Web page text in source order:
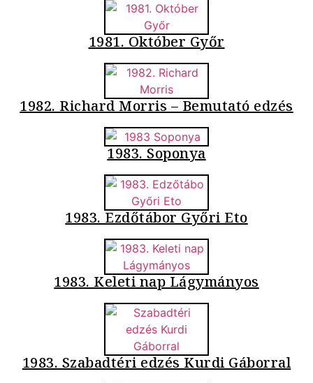
1981. Október Győr
1982. Richard Morris – Bemutató edzés
1983. Soponya
1983. Ezdőtábor Győri Eto
1983. Keleti nap Lágymányos
1983. Szabadtéri edzés Kurdi Gáborral